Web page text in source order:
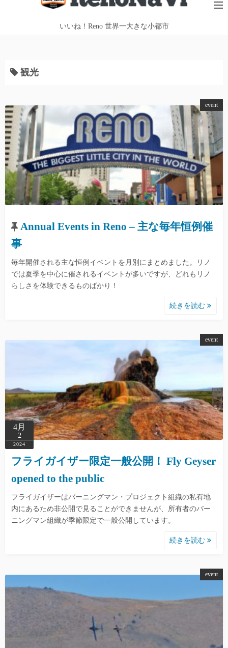
いいね！Reno 世界一大きな小都市
観光
event
Annual Events in Reno – 主な毎年恒例催
事
毎年開催される主な恒例イベントを月別にまとめました。リノ
では夏季を中心に催されるイベントが多いですが、どれもリノ
らしさを体験できるものばかり！
続きを読む
event
4月
2
2024
フライガイザー限定一般公開！ Fly Geyser
opened to the public
フライガイザーはバーニングマン・プロジェクト組織の私有地
内にあるため非公開で見ることができませんが、所有者のバー
ニングマン組織が季節限定で一般公開しています。
続きを読む
event